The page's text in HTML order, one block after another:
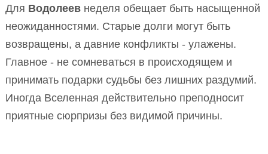
Для Водолеев неделя обещает быть насыщенной
неожиданностями. Старые долги могут быть
возвращены, а давние конфликты - улажены.
Главное - не сомневаться в происходящем и
принимать подарки судьбы без лишних раздумий.
Иногда Вселенная действительно преподносит
приятные сюрпризы без видимой причины.